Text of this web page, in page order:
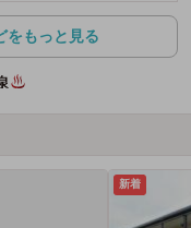
をもっと見る
新着